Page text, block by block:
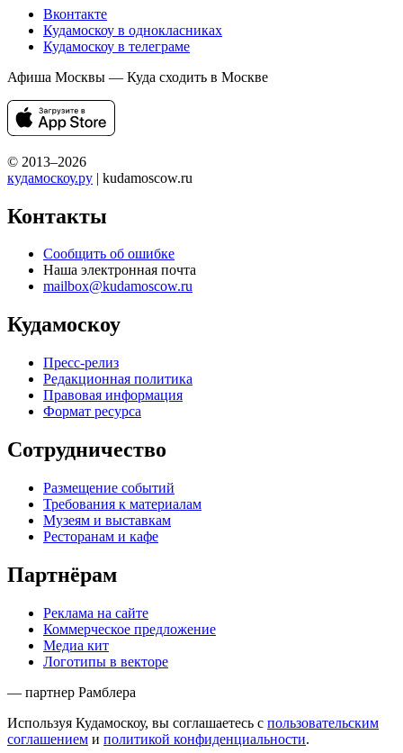
Вконтакте
Кудамоскоу в однокласниках
Кудамоскоу в телеграме
Афиша Москвы — Куда сходить в Москве
© 2013–2026
кудамоскоу.ру | kudamoscow.ru
Контакты
Сообщить об ошибке
Наша электронная почта
mailbox@kudamoscow.ru
Кудамоскоу
Пресс-релиз
Редакционная политика
Правовая информация
Формат ресурса
Сотрудничество
Размещение событий
Требования к материалам
Музеям и выставкам
Ресторанам и кафе
Партнёрам
Реклама на сайте
Коммерческое предложение
Медиа кит
Логотипы в векторе
— партнер Рамблера
Используя Кудамоскоу, вы соглашаетесь с пользовательским
соглашением и политикой конфиденциальности.